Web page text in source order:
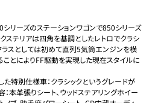
リーズのステーションワゴンで850シリーズ
ステリアは四角を基調としたレトロでクラシ
ラスとしては初めて直列5気筒エンジンを横
ことによりFF駆動を実現した現在スタイルに
特別仕様車：クラシックというグレードが
本革張りシート、ウッドステアリングホイー